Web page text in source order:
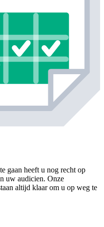
gaan heeft u nog recht op
uw audicien. Onze
altijd klaar om u op weg te